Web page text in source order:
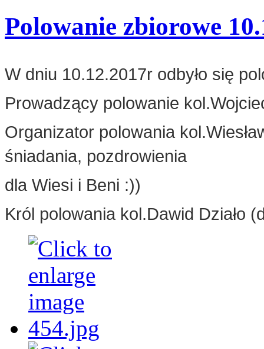
Polowanie zbiorowe
W dniu 10.12.2017r odbyło się
Prowadzący polowanie
Organizator polowania
śniadania, pozdrowienia
dla Wiesi i Beni :))
Król polowania kol.Dawid Działo